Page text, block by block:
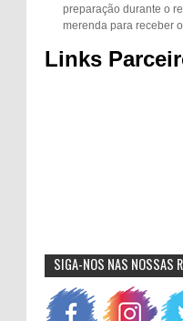
preparação durante o
merenda para receber
Links
SIGA-NOS NAS NOSSAS